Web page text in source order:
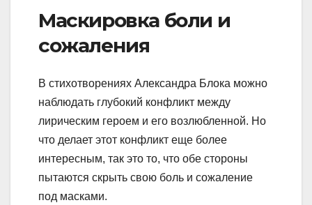
Маскировка боли и
сожаления
В стихотворениях Александра Блока можно
наблюдать глубокий конфликт между
лирическим героем и его возлюбленной. Но
что делает этот конфликт еще более
интересным, так это то, что обе стороны
пытаются скрыть свою боль и сожаление
под масками.